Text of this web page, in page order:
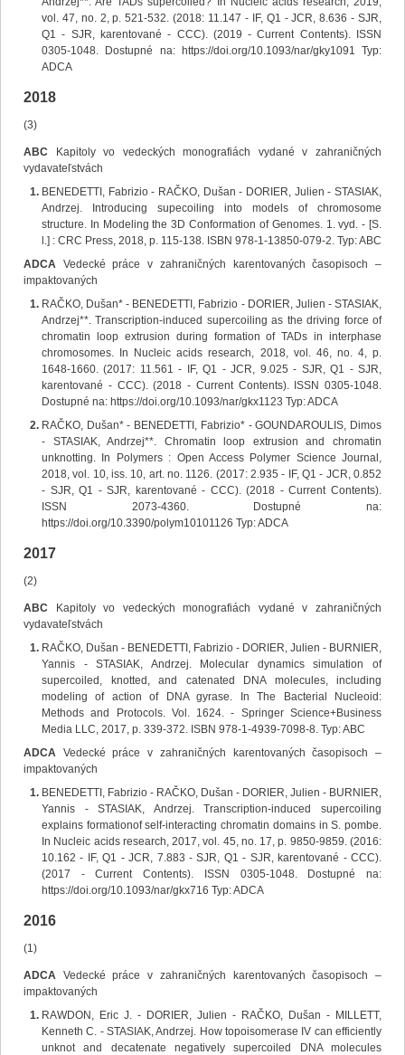
vol. 47, no. 2, p. 521-532. (2018: 11.147 - IF, Q1 - JCR, 8.636 - SJR,
Q1 - SJR, karentované - CCC). (2019 - Current Contents). ISSN
0305-1048. Dostupné na: https://doi.org/10.1093/nar/gky1091 Typ:
ADCA
2018
(3)
ABC Kapitoly vo vedeckých monografiách vydané v zahraničných
vydavateľstvách
BENEDETTI, Fabrizio - RAČKO, Dušan - DORIER, Julien - STASIAK,
Andrzej. Introducing supecoiling into models of chromosome
structure. In Modeling the 3D Conformation of Genomes. 1. vyd. - [S.
l.] : CRC Press, 2018, p. 115-138. ISBN 978-1-13850-079-2. Typ: ABC
ADCA Vedecké práce v zahraničných karentovaných časopisoch –
impaktovaných
RAČKO, Dušan* - BENEDETTI, Fabrizio - DORIER, Julien - STASIAK,
Andrzej**. Transcription-induced supercoiling as the driving force of
chromatin loop extrusion during formation of TADs in interphase
chromosomes. In Nucleic acids research, 2018, vol. 46, no. 4, p.
1648-1660. (2017: 11.561 - IF, Q1 - JCR, 9.025 - SJR, Q1 - SJR,
karentované - CCC). (2018 - Current Contents). ISSN 0305-1048.
Dostupné na: https://doi.org/10.1093/nar/gkx1123 Typ: ADCA
RAČKO, Dušan* - BENEDETTI, Fabrizio* - GOUNDAROULIS, Dimos
- STASIAK, Andrzej**. Chromatin loop extrusion and chromatin
unknotting. In Polymers : Open Access Polymer Science Journal,
2018, vol. 10, iss. 10, art. no. 1126. (2017: 2.935 - IF, Q1 - JCR, 0.852
- SJR, Q1 - SJR, karentované - CCC). (2018 - Current Contents).
ISSN 2073-4360. Dostupné na:
https://doi.org/10.3390/polym10101126 Typ: ADCA
2017
(2)
ABC Kapitoly vo vedeckých monografiách vydané v zahraničných
vydavateľstvách
RAČKO, Dušan - BENEDETTI, Fabrizio - DORIER, Julien - BURNIER,
Yannis - STASIAK, Andrzej. Molecular dynamics simulation of
supercoiled, knotted, and catenated DNA molecules, including
modeling of action of DNA gyrase. In The Bacterial Nucleoid:
Methods and Protocols. Vol. 1624. - Springer Science+Business
Media LLC, 2017, p. 339-372. ISBN 978-1-4939-7098-8. Typ: ABC
ADCA Vedecké práce v zahraničných karentovaných časopisoch –
impaktovaných
BENEDETTI, Fabrizio - RAČKO, Dušan - DORIER, Julien - BURNIER,
Yannis - STASIAK, Andrzej. Transcription-induced supercoiling
explains formationof self-interacting chromatin domains in S. pombe.
In Nucleic acids research, 2017, vol. 45, no. 17, p. 9850-9859. (2016:
10.162 - IF, Q1 - JCR, 7.883 - SJR, Q1 - SJR, karentované - CCC).
(2017 - Current Contents). ISSN 0305-1048. Dostupné na:
https://doi.org/10.1093/nar/gkx716 Typ: ADCA
2016
(1)
ADCA Vedecké práce v zahraničných karentovaných časopisoch –
impaktovaných
RAWDON, Eric J. - DORIER, Julien - RAČKO, Dušan - MILLETT,
Kenneth C. - STASIAK, Andrzej. How topoisomerase IV can efficiently
unknot and decatenate negatively supercoiled DNA molecules